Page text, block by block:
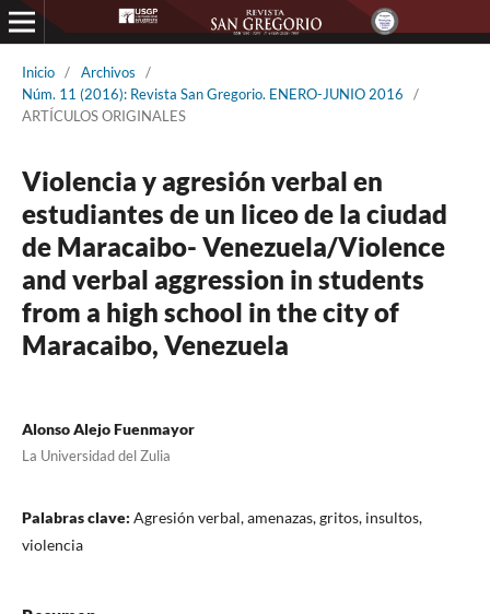
Inicio / Archivos
/
Núm. 11 (2016): Revista San Gregorio. ENERO-JUNIO 2016
/
ARTÍCULOS ORIGINALES
Violencia y agresión verbal en
estudiantes de un liceo de la ciudad
de Maracaibo- Venezuela/Violence
and verbal aggression in students
from a high school in the city of
Maracaibo, Venezuela
Alonso Alejo Fuenmayor
La Universidad del Zulia
Palabras clave: Agresión verbal, amenazas, gritos, insultos,
violencia